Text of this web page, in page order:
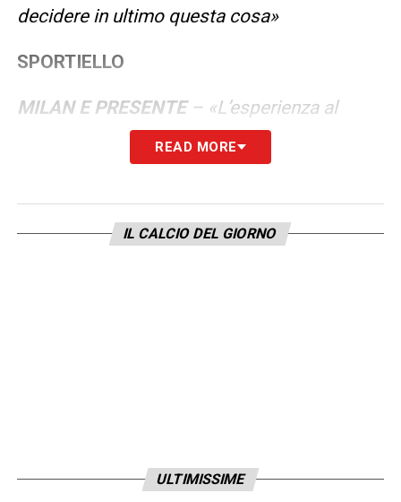
decidere in ultimo questa cosa»
SPORTIELLO
MILAN E PRESENTE– «L’esperienza al
Milan mi ha aiutato. Sono stati due anni
importanti, ho conosciuto un altro ambiente,
mi avrebbe permesso di giocare di più. Sono
davvero contento, non ci ho pensato un
fondamentale migliorare su certi dettagli:
READ MORE
IL CALCIO DEL GIORNO
ULTIMISSIME